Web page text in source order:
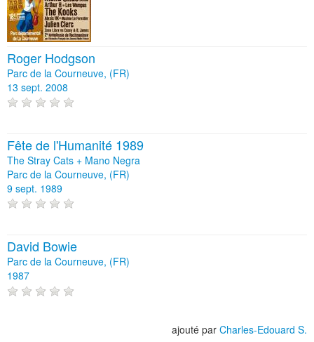
Roger Hodgson
Parc de la Courneuve, (FR)
13 sept. 2008
Fête de l'Humanité 1989
The Stray Cats + Mano Negra
Parc de la Courneuve, (FR)
9 sept. 1989
David Bowie
Parc de la Courneuve, (FR)
1987
ajouté par Charles-Edouard S.